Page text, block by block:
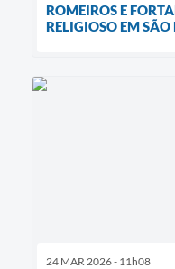
ROMEIROS E
RELIGIOSO EM
24 MAR 2026 - 11h08